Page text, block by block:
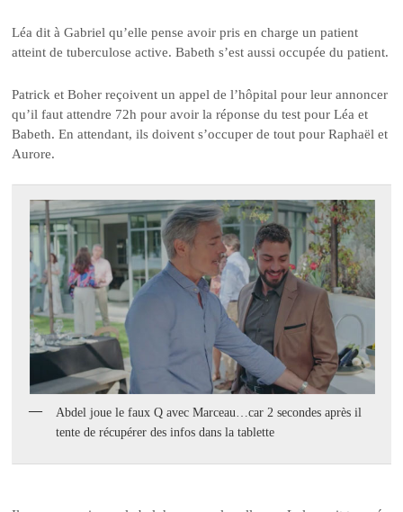
Léa dit à Gabriel qu’elle pense avoir pris en charge un patient
atteint de tuberculose active. Babeth s’est aussi occupée du patient.
Patrick et Boher reçoivent un appel de l’hôpital pour leur annoncer
qu’il faut attendre 72h pour avoir la réponse du test pour Léa et
Babeth. En attendant, ils doivent s’occuper de tout pour Raphaël et
Aurore.
Abdel joue le faux Q avec Marceau…car 2 secondes après il
tente de récupérer des infos dans la tablette